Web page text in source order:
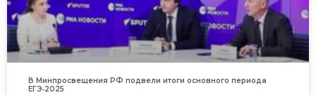
В Минпросвещения РФ подвели итоги основного периода
ЕГЭ‑2025